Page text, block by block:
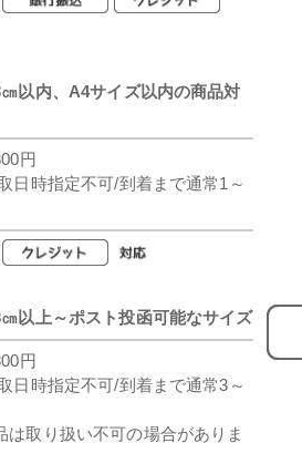
以内、A4サイズ以内の商品対
円
日時指定不可/到着まで通常1～
以上～ポスト投函可能なサイズ
円
日時指定不可/到着まで通常3～
は取り扱い不可の場合がありま